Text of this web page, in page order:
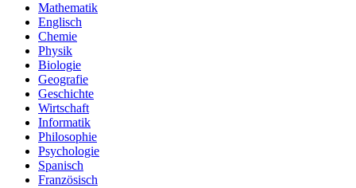
Mathematik
Englisch
Chemie
Physik
Biologie
Geografie
Geschichte
Wirtschaft
Informatik
Philosophie
Psychologie
Spanisch
Französisch